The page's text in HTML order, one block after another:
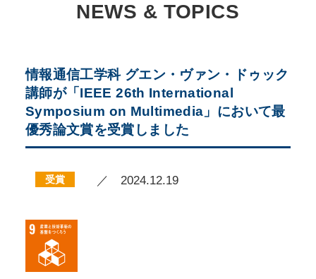
NEWS & TOPICS
情報通信工学科 グエン・ヴァン・ドゥック
講師が「IEEE 26th International
Symposium on Multimedia」において最
優秀論文賞を受賞しました
受賞 ／ 2024.12.19